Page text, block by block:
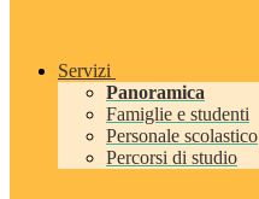
Servizi
Panoramica
Famiglie e studenti
Personale scolastico
Percorsi di studio